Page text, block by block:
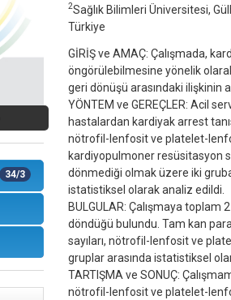
34/3
2Sağlık Bilimleri Üniversitesi,
Türkiye
GİRİŞ ve AMAÇ: Çalışmada,
öngörülebilmesine yönelik
geri dönüşü arasındaki ilişkinin
YÖNTEM ve GEREÇLER: Acil
hastalardan kardiyak arrest
nötrofil-lenfosit ve platelet-
kardiyopulmoner resüsitasyon
dönmediği olmak üzere iki
istatistiksel olarak analiz edildi.
BULGULAR: Çalışmaya toplam
döndüğü bulundu. Tam kan
sayıları, nötrofil-lenfosit ve
gruplar arasında istatistiksel
TARTIŞMA ve SONUÇ:
nötrofil-lenfosit ve platelet-